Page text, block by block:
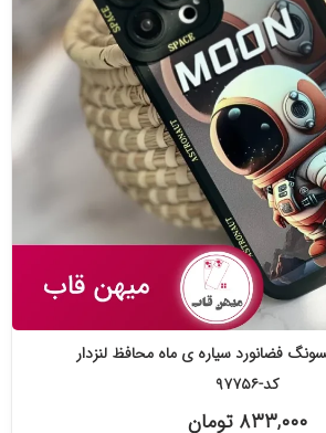
فضانورد سیاره ی ماه محافظ لنزدار
کد-۹۷۷۵۶
۸۳۳,۰۰۰ تومان